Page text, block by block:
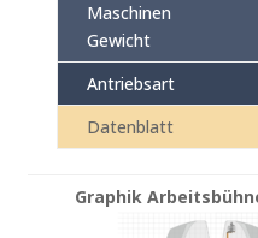
Maschinen
Gewicht
Antriebsart
Datenblatt
Graphik